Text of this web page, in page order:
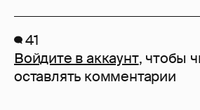
41
Войдите в аккаунт, чтобы
оставлять комментарии